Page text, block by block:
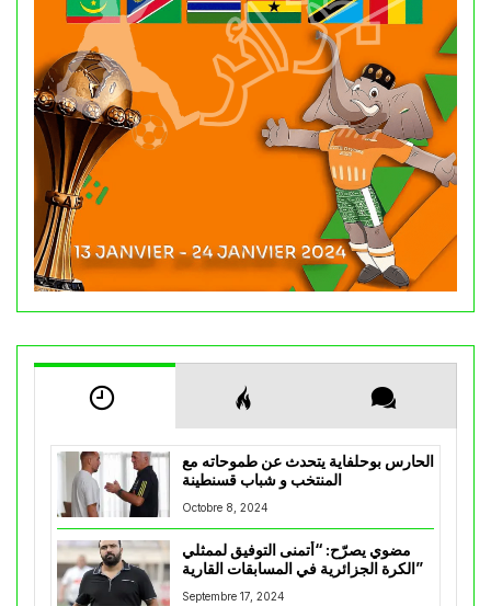
الحارس بوحلفاية يتحدث عن طموحاته مع
المنتخب و شباب قسنطينة
Octobre 8, 2024
مضوي يصرّح: “أتمنى التوفيق لممثلي
الكرة الجزائرية في المسابقات القارية”
Septembre 17, 2024